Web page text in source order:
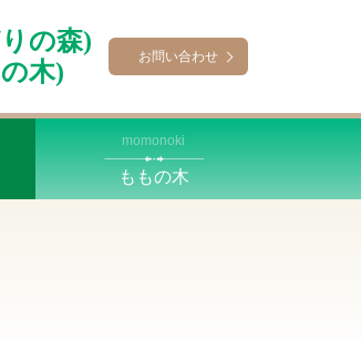
の森)
木)
お問い合わせ
momonoki
ももの木